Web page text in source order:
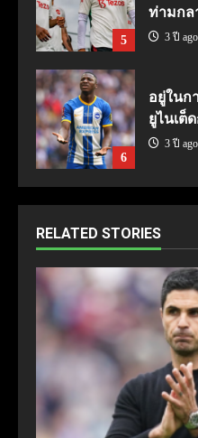
5
ท่ามกล
3 ปี ago
6
อยู่ในก
ยูไนเต็
3 ปี ago
RELATED STORIES